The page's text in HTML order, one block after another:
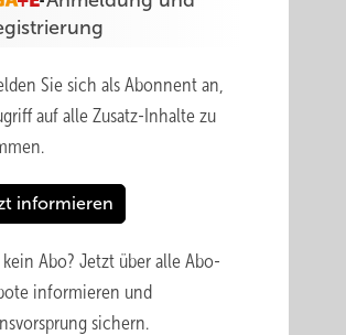
Sie sich als Abonnent an,
auf alle Zusatz-Inhalte zu
informieren
Abo? Jetzt über alle Abo-
informieren und
sichern.